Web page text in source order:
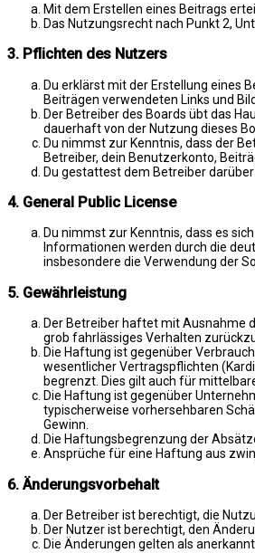
Mit dem Erstellen eines Beitrags
Das Nutzungsrecht nach Punkt 2,
3. Pflichten des Nutzers
Du erklärst mit der Erstellung eines
Beiträgen verwendeten Links und
Der Betreiber des Boards übt das
dauerhaft von der Nutzung dieses
Du nimmst zur Kenntnis, dass der
Betreiber, dein Benutzerkonto,
Du gestattest dem Betreiber
4. General Public License
Du nimmst zur Kenntnis, dass es
Informationen werden durch die
insbesondere die Verwendung der
5. Gewährleistung
Der Betreiber haftet mit Ausnahme
grob fahrlässiges Verhalten
Die Haftung ist gegenüber
wesentlicher Vertragspflichten
begrenzt. Dies gilt auch für
Die Haftung ist gegenüber
typischerweise vorhersehbaren
Gewinn.
Die Haftungsbegrenzung der
Ansprüche für eine Haftung aus
6. Änderungsvorbehalt
Der Betreiber ist berechtigt, die
Der Nutzer ist berechtigt, den
Die Änderungen gelten als